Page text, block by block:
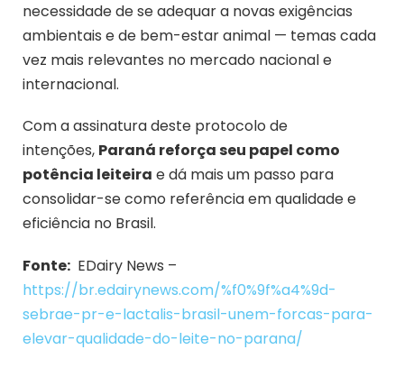
necessidade de se adequar a novas exigências
ambientais e de bem-estar animal — temas cada
vez mais relevantes no mercado nacional e
internacional.
Com a assinatura deste protocolo de
intenções, Paraná reforça seu papel como
potência leiteira e dá mais um passo para
consolidar-se como referência em qualidade e
eficiência no Brasil.
Fonte: EDairy News –
https://br.edairynews.com/%f0%9f%a4%9d-
sebrae-pr-e-lactalis-brasil-unem-forcas-para-
elevar-qualidade-do-leite-no-parana/